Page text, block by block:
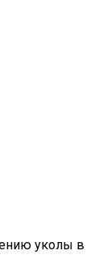
уколы в